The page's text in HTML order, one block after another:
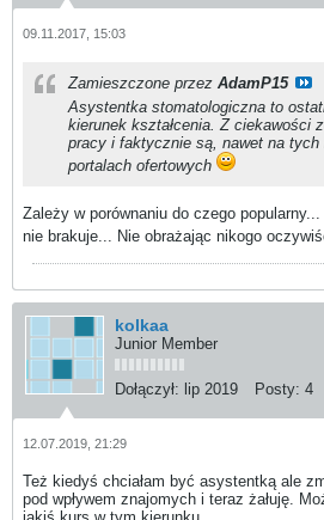
09.11.2017, 15:03
Zamieszczone przez AdamP15
Asystentka stomatologiczna to
kierunek kształcenia. Z ciekawości
pracy i faktycznie są, nawet na tych
portalach ofertowych
Zależy w porównaniu do czego
nie brakuje... Nie obrażając nikogo
kolkaa
Junior Member
Dołączył: lip 2019 Posty: 4
12.07.2019, 21:29
Też kiedyś chciałam być asystentką ale
pod wpływem znajomych i teraz żałuję.